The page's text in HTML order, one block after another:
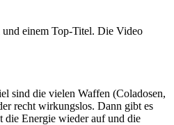
und einem Top-Titel. Die Video
sind die vielen Waffen (Coladosen,
recht wirkungslos. Dann gibt es
die Energie wieder auf und die